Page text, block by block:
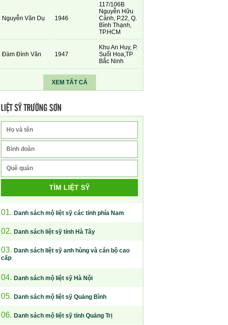
Nguyễn Văn Dụ 1946
117/106B
Nguyễn Hữu
Cảnh, P.22, Q.
Bình Thạnh,
TP.HCM
Đàm Đình Văn 1947
Khu An Huy, P.
Suối Hoa,TP
Bắc Ninh
XEM TẤT CẢ
LIỆT SỸ TRƯỜNG SƠN
TÌM LIỆT SỸ
01. Danh sách mộ liệt sỹ các tỉnh phía Nam
02. Danh sách liệt sỹ tỉnh Hà Tây
03. Danh sách liệt sỹ anh hùng và cán bộ cao
cấp
04. Danh sách mộ liệt sỹ Hà Nội
05. Danh sách mộ liệt sỹ Quảng Bình
06. Danh sách mộ liệt sỹ tỉnh Quảng Trị